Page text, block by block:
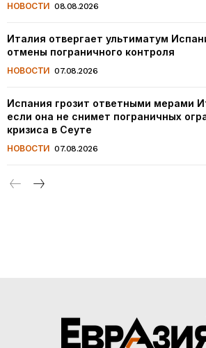
НОВОСТИ 08.08.2026
Италия отвергает ультиматум
отмены пограничного контроля
НОВОСТИ 07.08.2026
Испания грозит ответными мерами
если она не снимет пограничных
кризиса в Сеуте
НОВОСТИ 07.08.2026